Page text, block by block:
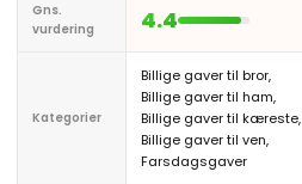
Gns.
vurdering
4.4
Kategorier
Billige gaver til bror,
Billige gaver til ham,
Billige gaver til kæreste,
Billige gaver til ven,
Farsdagsgaver